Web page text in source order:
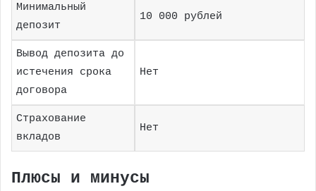
Минимальный
депозит
10 000 рублей
Вывод депозита до
истечения срока
договора
Нет
Страхование
вкладов
Нет
Плюсы и минусы